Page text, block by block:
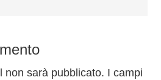
non sarà pubblicato. I campi